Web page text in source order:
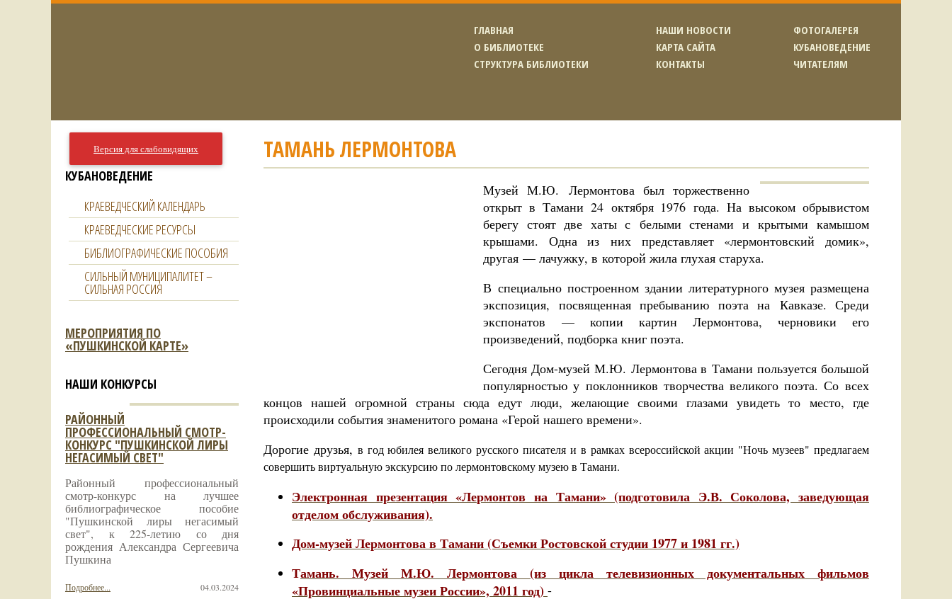
ГЛАВНАЯ
О БИБЛИОТЕКЕ
СТРУКТУРА БИБЛИОТЕКИ
НАШИ НОВОСТИ
КАРТА САЙТА
КОНТАКТЫ
ФОТОГАЛЕРЕЯ
КУБАНОВЕДЕНИЕ
ЧИТАТЕЛЯМ
ТАМАНЬ ЛЕРМОНТОВА
Музей М.Ю. Лермонтова был торжественно
открыт в Тамани 24 октября 1976 года. На высоком обрывистом
берегу стоят две хаты с белыми стенами и крытыми камышом
крышами. Одна из них представляет «лермонтовский домик»,
другая — лачужку, в которой жила глухая старуха.
В специально построенном здании литературного музея размещена
экспозиция, посвященная пребыванию поэта на Кавказе. Среди
экспонатов — копии картин Лермонтова, черновики его
произведений, подборка книг поэта.
Сегодня Дом-музей М.Ю. Лермонтова в Тамани пользуется большой
популярностью у поклонников творчества великого поэта. Со всех
концов нашей огромной страны сюда едут люди, желающие своими глазами увидеть то место, где
происходили события знаменитого романа «Герой нашего времени».
Дорогие друзья, в год юбилея великого русского писателя и в рамках всероссийской акции "Ночь музеев" предлагаем
совершить виртуальную экскурсию по лермонтовскому музею в Тамани.
Электронная презентация «Лермонтов на Тамани» (подготовила Э.В. Соколова, заведующая
отделом обслуживания).
Дом-музей Лермонтова в Тамани (Съемки Ростовской студии 1977 и 1981 гг.)
Тамань. Музей М.Ю. Лермонтова (из цикла телевизионных документальных фильмов
«Провинциальные музеи России», 2011 год) -
Версия для слабовидящих
КУБАНОВЕДЕНИЕ
КРАЕВЕДЧЕСКИЙ КАЛЕНДАРЬ
КРАЕВЕДЧЕСКИЕ РЕСУРСЫ
БИБЛИОГРАФИЧЕСКИЕ ПОСОБИЯ
СИЛЬНЫЙ МУНИЦИПАЛИТЕТ –
СИЛЬНАЯ РОССИЯ
МЕРОПРИЯТИЯ ПО
«ПУШКИНСКОЙ КАРТЕ»
НАШИ КОНКУРСЫ
РАЙОННЫЙ
ПРОФЕССИОНАЛЬНЫЙ СМОТР-
КОНКУРС "ПУШКИНСКОЙ ЛИРЫ
НЕГАСИМЫЙ СВЕТ"
Районный профессиональный
смотр-конкурс на лучшее
библиографическое пособие
"Пушкинской лиры негасимый
свет", к 225-летию со дня
рождения Александра Сергеевича
Пушкина
04.03.2024
Подробнее...